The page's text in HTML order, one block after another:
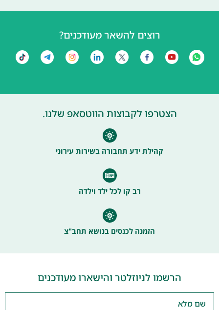
רוצים להשאר מעודכנים?
הצטרפו לקבוצות הווטסאפ שלנו.
קהילת ידע תחבורה בשירות עירוני
רב קו לכל ילד וילדה
הזמנה לכנסים בנושא תחב"צ
הרשמו לניוזלטר והישארו מעודכנים